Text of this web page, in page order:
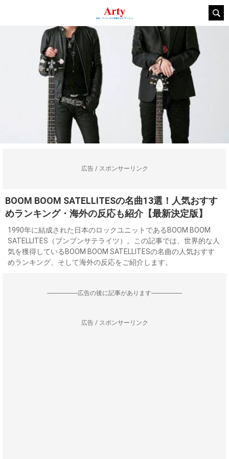
広告 / スポンサーリンク
BOOM BOOM SATELLITESの名曲13選！人気おすす
めランキング・海外の反応も紹介【最新決定版】
1990年に結成された日本のロックユニットであるBOOM BOOM
SATELLITES（ブンブンサテライツ）。この記事では、世界的な人
気を獲得しているBOOM BOOM SATELLITESの名曲の人気おすす
めランキング、そして海外の反応をご紹介します。
--------------------広告の後に記事があります--------------------
広告 / スポンサーリンク